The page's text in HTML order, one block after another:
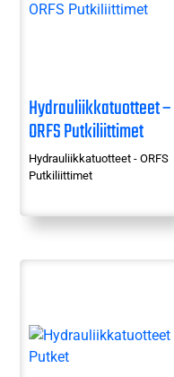
Hydrauliikkatuotteet –
ORFS Putkiliittimet
Hydrauliikkatuotteet - ORFS
Putkiliittimet